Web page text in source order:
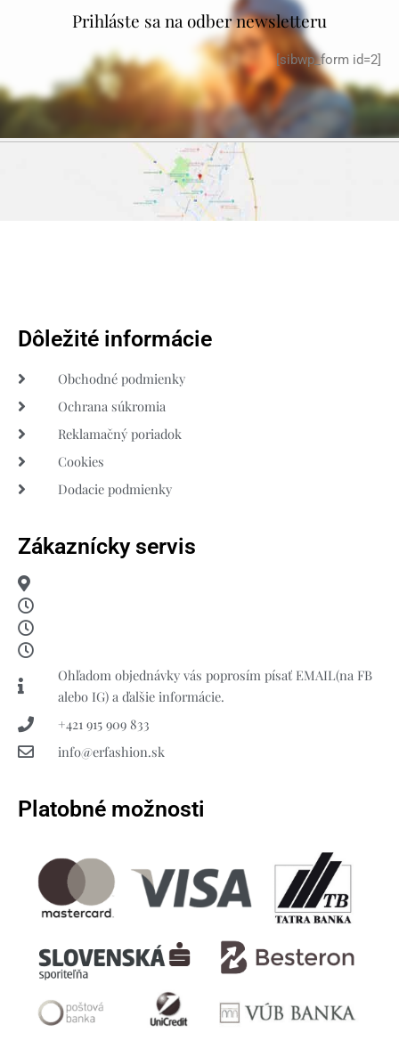
Prihláste sa na odber newsletteru
[sibwp_form id=2]
Dôležité informácie
Obchodné podmienky
Ochrana súkromia
Reklamačný poriadok
Cookies
Dodacie podmienky
Zákaznícky servis
Ohľadom objednávky vás poprosím písať EMAIL(na FB
alebo IG) a ďalšie informácie.
+421 915 909 833
info@erfashion.sk
Platobné možnosti